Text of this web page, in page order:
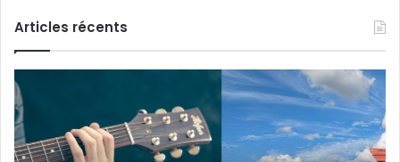
Articles récents
1
avant